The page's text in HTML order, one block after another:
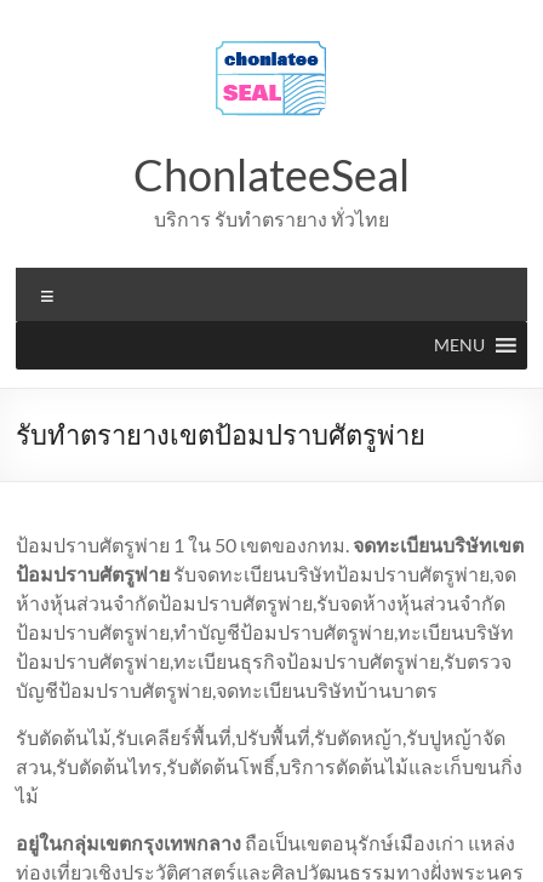
ChonlateeSeal
บริการ รับทำตรายาง ทั่วไทย
MENU
รับทำตรายางเขตป้อมปราบศัตรูพ่าย
ป้อมปราบศัตรูพ่าย 1 ใน 50 เขตของกทม. จดทะเบียนบริษัทเขต
ป้อมปราบศัตรูพ่าย รับจดทะเบียนบริษัทป้อมปราบศัตรูพ่าย,จด
ห้างหุ้นส่วนจำกัดป้อมปราบศัตรูพ่าย,รับจดห้างหุ้นส่วนจำกัด
ป้อมปราบศัตรูพ่าย,ทำบัญชีป้อมปราบศัตรูพ่าย,ทะเบียนบริษัท
ป้อมปราบศัตรูพ่าย,ทะเบียนธุรกิจป้อมปราบศัตรูพ่าย,รับตรวจ
บัญชีป้อมปราบศัตรูพ่าย,จดทะเบียนบริษัทบ้านบาตร
รับตัดต้นไม้,รับเคลียร์พื้นที่,ปรับพื้นที่,รับตัดหญ้า,รับปูหญ้าจัด
สวน,รับตัดต้นไทร,รับตัดต้นโพธิ์,บริการตัดต้นไม้และเก็บขนกิ่ง
ไม้
อยู่ในกลุ่มเขตกรุงเทพกลาง ถือเป็นเขตอนุรักษ์เมืองเก่า แหล่ง
ท่องเที่ยวเชิงประวัติศาสตร์และศิลปวัฒนธรรมทางฝั่งพระนคร